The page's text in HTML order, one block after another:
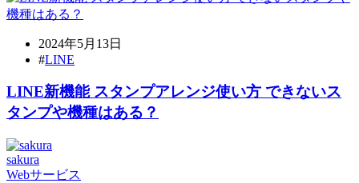
2024年5月13日
#LINE
LINE新機能 スタンプアレンジ使い方 できないス
タンプや機種はある？
sakura
Webサービス